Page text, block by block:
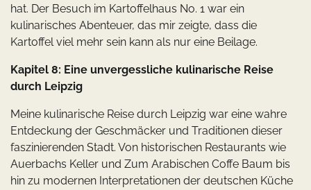
hat. Der Besuch im Kartoffelhaus No. 1 war ein
kulinarisches Abenteuer, das mir zeigte, dass die
Kartoffel viel mehr sein kann als nur eine Beilage.
Kapitel 8: Eine unvergessliche kulinarische Reise
durch Leipzig
Meine kulinarische Reise durch Leipzig war eine wahre
Entdeckung der Geschmäcker und Traditionen dieser
faszinierenden Stadt. Von historischen Restaurants wie
Auerbachs Keller und Zum Arabischen Coffe Baum bis
hin zu modernen Interpretationen der deutschen Küche